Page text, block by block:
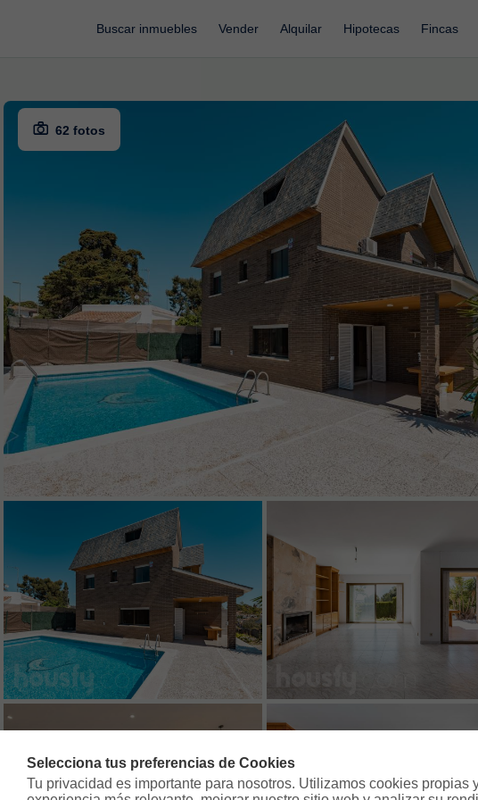
Selecciona tus preferencias de Cookies
Tu privacidad es importante para nosotros. Utilizamos cookies propias
Buscar inmuebles Vender Alquilar Hipotecas Fincas
62 fotos